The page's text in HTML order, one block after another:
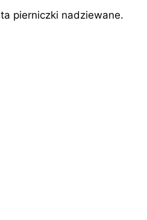
pierniczki nadziewane.